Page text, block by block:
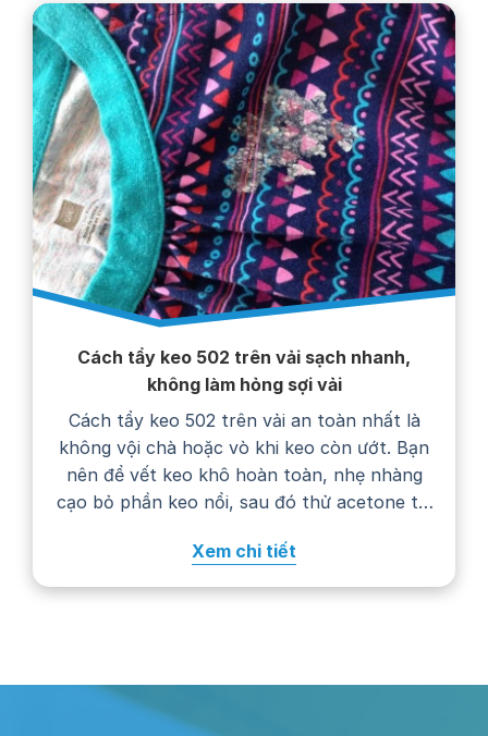
Cách tẩy keo 502 trên vải sạch nhanh,
không làm hỏng sợi vải
Cách tẩy keo 502 trên vải an toàn nhất là
không vội chà hoặc vò khi keo còn ướt. Bạn
nên để vết keo khô hoàn toàn, nhẹ nhàng
cạo bỏ phần keo nổi, sau đó thử acetone tại
Cách xử lý cụ thể còn phụ…
Xem chi tiết